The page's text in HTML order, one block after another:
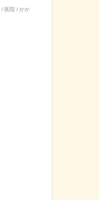
/ 医院 / かか